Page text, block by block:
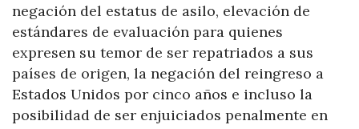
negación del estatus de asilo, elevación de
estándares de evaluación para quienes
expresen su temor de ser repatriados a sus
países de origen, la negación del reingreso a
Estados Unidos por cinco años e incluso la
posibilidad de ser enjuiciados penalmente en